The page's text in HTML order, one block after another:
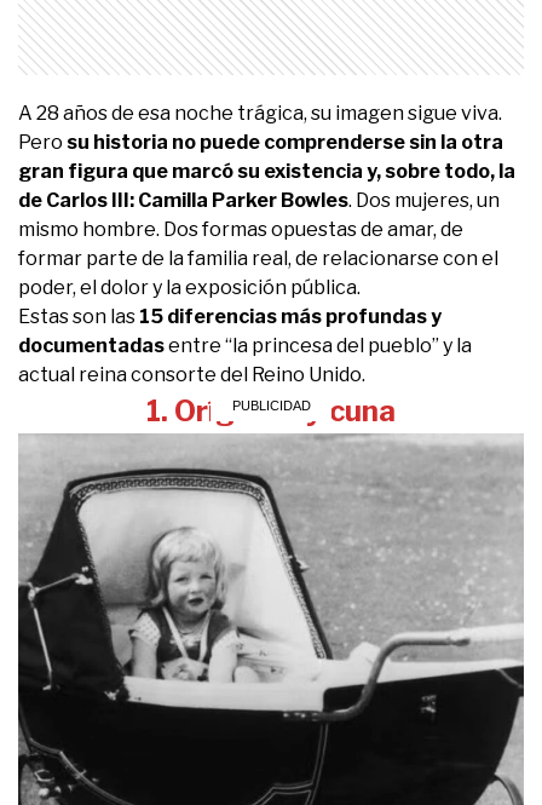
A 28 años de esa noche trágica, su imagen sigue viva.
Pero su historia no puede comprenderse sin la otra
gran figura que marcó su existencia y, sobre todo, la
de Carlos III: Camilla Parker Bowles. Dos mujeres, un
mismo hombre. Dos formas opuestas de amar, de
formar parte de la familia real, de relacionarse con el
poder, el dolor y la exposición pública.
Estas son las 15 diferencias más profundas y
documentadasentre “la princesa del pueblo” y la
actual reina consorte del Reino Unido.
1. Orígenes y cuna